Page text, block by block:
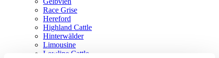
Race Grise
Hereford
Highland Cattle
Hinterwälder
Limousine
Lowline Cattle